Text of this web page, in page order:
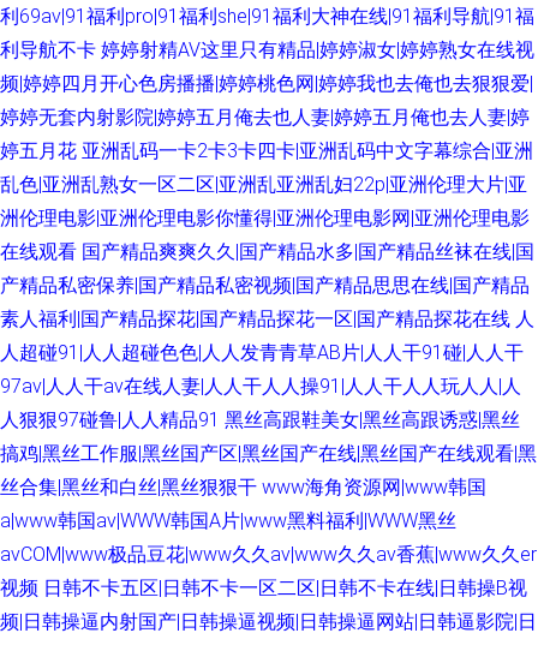
利69av|91福利pro|91福利she|91福利大神在线|91福利导航|91福
利导航不卡 婷婷射精AV这里只有精品|婷婷淑女|婷婷熟女在线视
频|婷婷四月开心色房播播|婷婷桃色网|婷婷我也去俺也去狠狠爱|
婷婷无套内射影院|婷婷五月俺去也人妻|婷婷五月俺也去人妻|婷
婷五月花 亚洲乱码一卡2卡3卡四卡|亚洲乱码中文字幕综合|亚洲
乱色|亚洲乱熟女一区二区|亚洲乱亚洲乱妇22p|亚洲伦理大片|亚
洲伦理电影|亚洲伦理电影你懂得|亚洲伦理电影网|亚洲伦理电影
在线观看 国产精品爽爽久久|国产精品水多|国产精品丝袜在线|国
产精品私密保养|国产精品私密视频|国产精品思思在线|国产精品
素人福利|国产精品探花|国产精品探花一区|国产精品探花在线 人
人超碰91|人人超碰色色|人人发青青草AB片|人人干91碰|人人干
97av|人人干av在线人妻|人人干人人操91|人人干人人玩人人|人
人狠狠97碰鲁|人人精品91 黑丝高跟鞋美女|黑丝高跟诱惑|黑丝
搞鸡|黑丝工作服|黑丝国产区|黑丝国产在线|黑丝国产在线观看|黑
丝合集|黑丝和白丝|黑丝狠狠干 www海角资源网|www韩国
a|www韩国av|WWW韩国A片|www黑料福利|WWW黑丝
avCOM|www极品豆花|www久久av|www久久av香蕉|www久久er
视频 日韩不卡五区|日韩不卡一区二区|日韩不卡在线|日韩操B视
频|日韩操逼内射国产|日韩操逼视频|日韩操逼网站|日韩逼影院|日